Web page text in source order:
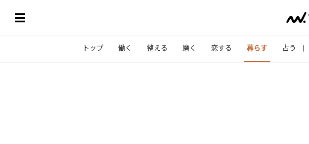
トップ 働く 整える 磨く 恋する 暮らす 占う